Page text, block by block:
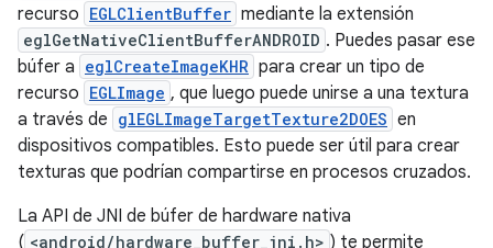
recurso EGLClientBuffer mediante la extensión
eglGetNativeClientBufferANDROID . Puedes pasar ese
búfer a eglCreateImageKHR para crear un tipo de
recurso EGLImage , que luego puede unirse a una textura
a través de glEGLImageTargetTexture2DOES en
dispositivos compatibles. Esto puede ser útil para crear
texturas que podrían compartirse en procesos cruzados.
La API de JNI de búfer de hardware nativa
( <android/hardware_buffer_jni.h> ) te permite